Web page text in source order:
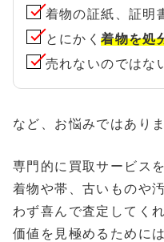
着物の証紙、証明
とにかく着物を処
売れないのではな
など、お悩みではあり
専門的に買取サービス
着物や帯、古いものや
わず喜んで査定してく
価値を見極めるために